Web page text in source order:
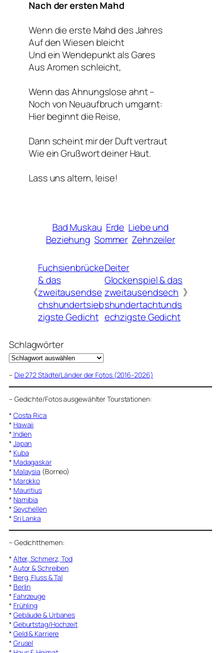
Nach der ersten Mahd
Wenn die erste Mahd des Jahres
Auf den Wiesen bleicht
Und ein Wendepunkt als Gares
Aus Aromen schleicht,
Wenn das Ahnungslose ahnt –
Noch von Neuaufbruch umgarnt:
Hier beginnt die Reise,
Dann scheint mir der Duft vertraut
Wie ein Grußwort deiner Haut.
Lass uns altern, leise!
Bad Muskau Erde Liebe und
Beziehung Sommer Zehnzeiler
《
Fuchsienbrücke
& das
zweitausendse
chshundertsieb
zigste Gedicht
Deiter
Glockenspiel & das
zweitausendsech
shundertachtunds
echzigste Gedicht
》
Schlagwörter
– Die 272 Städte/Länder der Fotos (2016-2026)
– Gedichte/Fotos ausgewählter Tourstationen:
* Costa Rica
* Hawaii
* Indien
* Japan
* Kuba
* Madagaskar
* Malaysia (Borneo)
* Marokko
* Mauritius
* Namibia
* Seychellen
* Sri Lanka
– Gedichtthemen:
* Alter, Schmerz, Tod
* Autor & Schreiben
* Berg, Fluss & Tal
* Berlin
* Fahrzeuge
* Frühling
* Gebäude & Urbanes
* Geburtstag/Hochzeit
* Geld & Karriere
* Grusel